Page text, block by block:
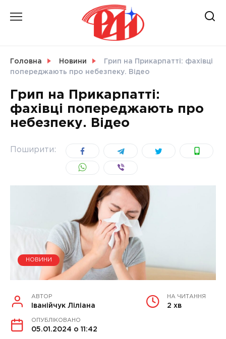
Головна Новини
Грип на Прикарпатті: фахівці
попереджають про небезпеку. Відео
Грип на Прикарпатті:
фахівці попереджають про
небезпеку. Відео
Поширити:
НОВИНИ
АВТОР
Іванійчук Ліліана
НА ЧИТАННЯ
2 хв
ОПУБЛІКОВАНО
05.01.2024 о 11:42